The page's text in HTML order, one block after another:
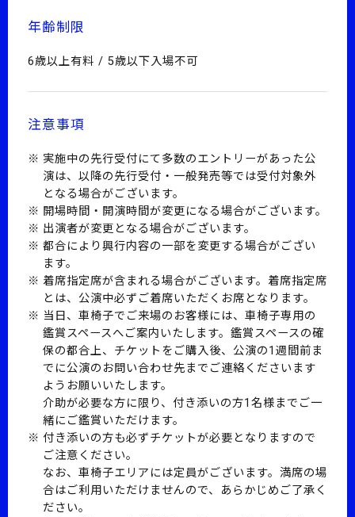
年齢制限
6歳以上有料 / 5歳以下入場不可
注意事項
実施中の先行受付にて多数のエントリーがあった公
演は、以降の先行受付・一般発売等では受付対象外
となる場合がございます。
開場時間・開演時間が変更になる場合がございます。
出演者が変更となる場合がございます。
都合により興行内容の一部を変更する場合がござい
ます。
着席指定席が含まれる場合がございます。着席指定席
とは、公演中必ずご着席いただくお席となります。
当日、車椅子でご来場のお客様には、車椅子専用の
鑑賞スペースへご案内いたします。鑑賞スペースの確
保の都合上、チケットをご購入後、公演の1週間前ま
でに公演のお問い合わせ先までご連絡くださいます
ようお願いいたします。
介助が必要な方に限り、付き添いの方1名様までご一
緒にご鑑賞いただけます。
付き添いの方も必ずチケットが必要となりますので
ご注意ください。
なお、車椅子エリアには定員がございます。満席の場
合はご利用いただけませんので、あらかじめご了承く
ださい。